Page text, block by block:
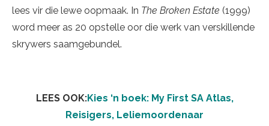
lees vir die lewe oopmaak. In The Broken Estate (1999)
word meer as 20 opstelle oor die werk van verskillende
skrywers saamgebundel.
LEES OOK:Kies ‘n boek: My First SA Atlas,
Reisigers, Leliemoordenaar